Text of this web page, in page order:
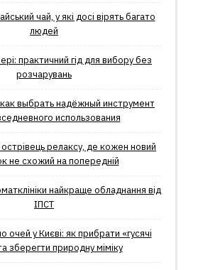
чай, у які досі вірять багато
людей
практичний гід для вибору без
розчарувань
выбрать надёжный инструмент
использования
релаксу, де кожен новий
не схожий на попередній
найкраще обладнання від
ІПСТ
очей у Києві: як прибрати «гусячі
зберегти природну міміку